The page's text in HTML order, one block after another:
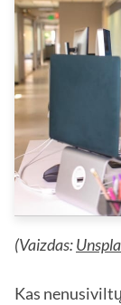
(Vaizdas:
Kas